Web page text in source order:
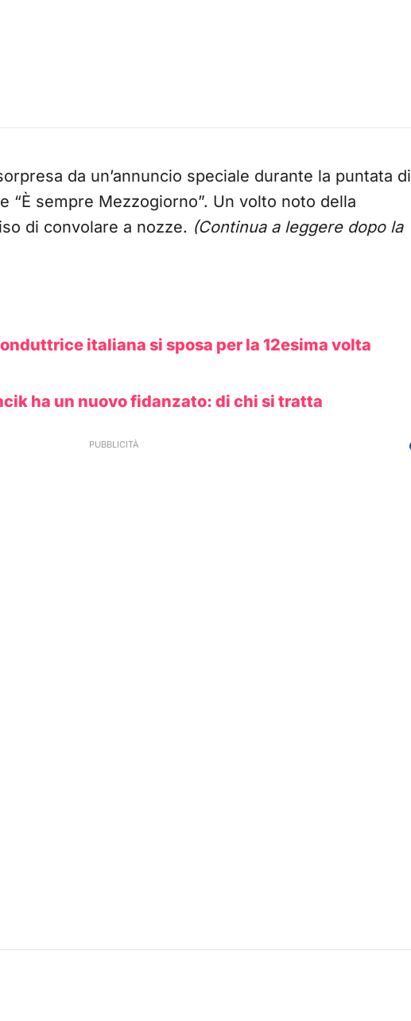
da un’annuncio speciale durante la puntata di
“È sempre Mezzogiorno”. Un volto noto della
di convolare a nozze. (Continua a leggere dopo la
italiana si sposa per la 12esima volta
ha un nuovo fidanzato: di chi si tratta